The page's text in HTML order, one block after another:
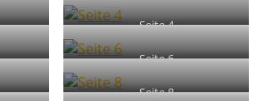
Seite 4
Seite 6
Seite 8